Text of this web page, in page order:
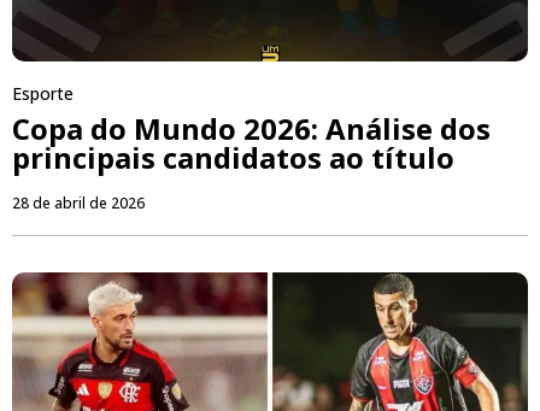
Esporte
Copa do Mundo 2026: Análise dos
principais candidatos ao título
28 de abril de 2026